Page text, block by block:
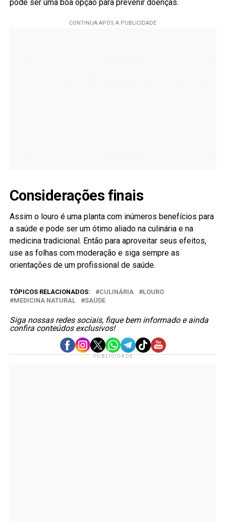
pode ser uma boa opção para prevenir doenças.
Considerações finais
Assim o louro é uma planta com inúmeros benefícios para
a saúde e pode ser um ótimo aliado na culinária e na
medicina tradicional. Então para aproveitar seus efeitos,
use as folhas com moderação e siga sempre as
orientações de um profissional de saúde.
TÓPICOS RELACIONADOS: CULINÁRIA
LOURO
MEDICINA NATURAL
SAÚDE
Siga nossas redes sociais, fique bem informado e ainda
confira conteúdos exclusivos!
PUBLICIDADE